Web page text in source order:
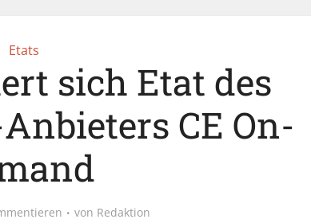
Etats
sich Etat des
CE On-
von Redaktion